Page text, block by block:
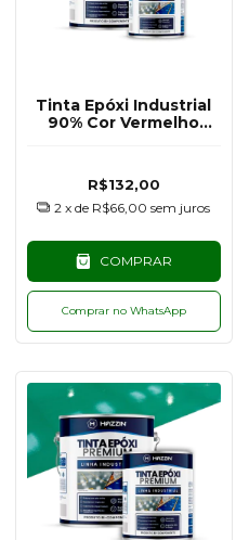
Tinta Epóxi Industrial
90% Cor Vermelho
R$132,00
2 x de R$66,00 sem juros
COMPRAR
Comprar no WhatsApp